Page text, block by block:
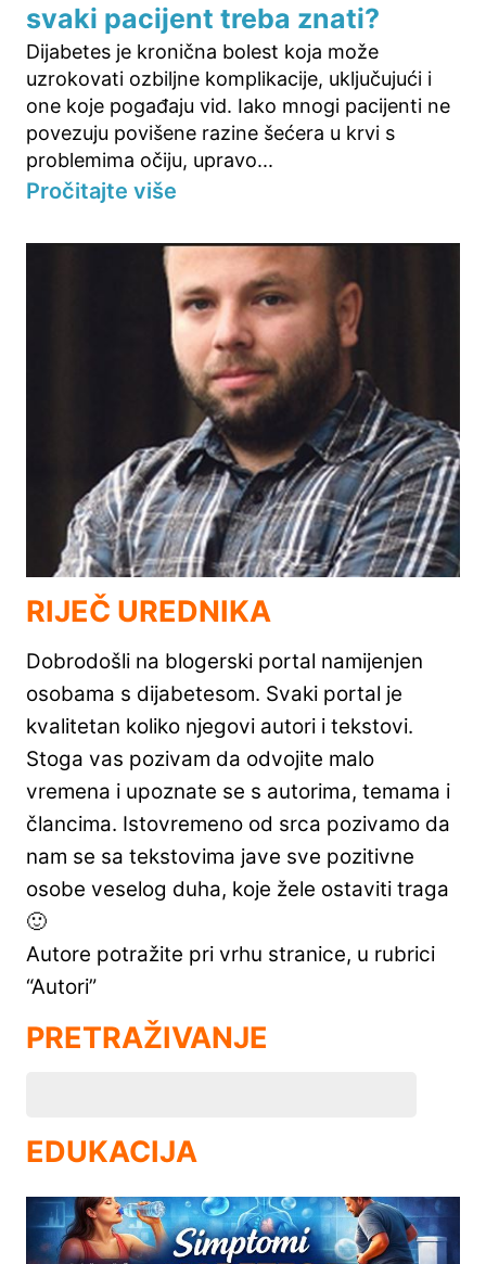
svaki pacijent treba znati?
Dijabetes je kronična bolest koja može
uzrokovati ozbiljne komplikacije, uključujući i
one koje pogađaju vid. Iako mnogi pacijenti ne
povezuju povišene razine šećera u krvi s
problemima očiju, upravo...
Pročitajte više
RIJEČ UREDNIKA
Dobrodošli na blogerski portal namijenjen
osobama s dijabetesom. Svaki portal je
kvalitetan koliko njegovi autori i tekstovi.
Stoga vas pozivam da odvojite malo
vremena i upoznate se s autorima, temama i
člancima. Istovremeno od srca pozivamo da
nam se sa tekstovima jave sve pozitivne
osobe veselog duha, koje žele ostaviti traga
🙂
Autore potražite pri vrhu stranice, u rubrici
“Autori”
PRETRAŽIVANJE
EDUKACIJA